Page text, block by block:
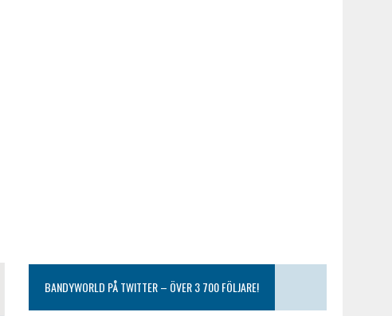
BANDYWORLD PÅ TWITTER – ÖVER 3 700 FÖLJARE!